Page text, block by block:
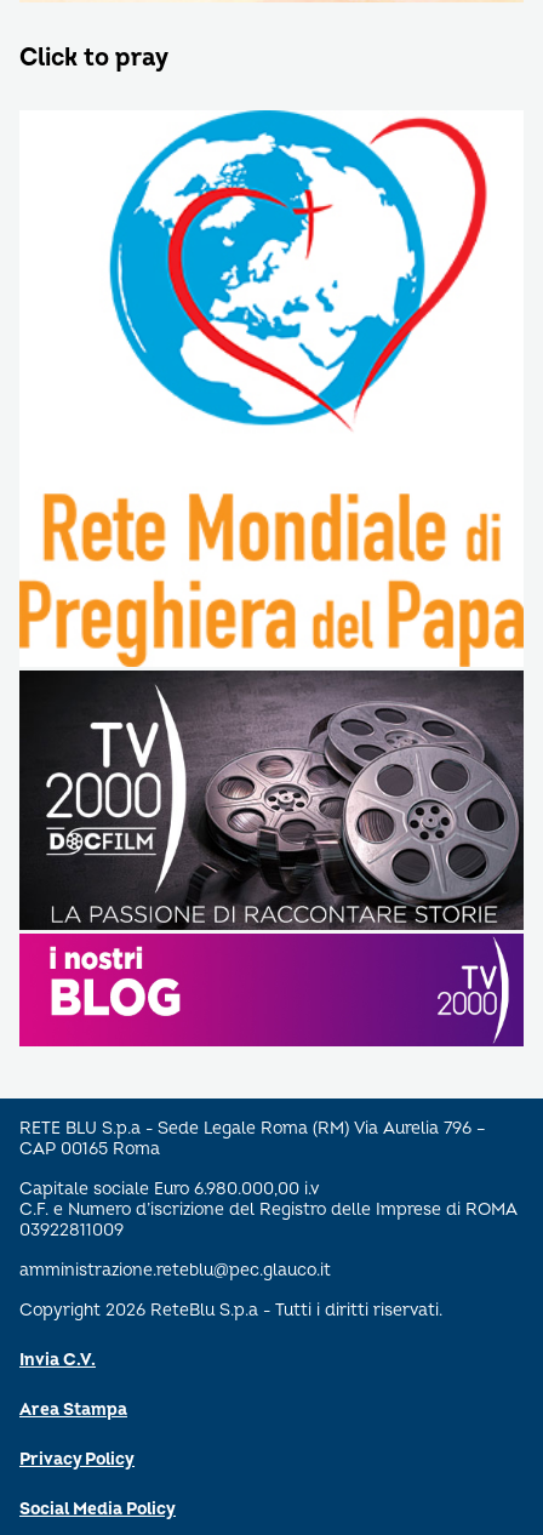
Click to pray
RETE BLU S.p.a - Sede Legale Roma (RM) Via Aurelia 796 –
CAP 00165 Roma
Capitale sociale Euro 6.980.000,00 i.v
C.F. e Numero d’iscrizione del Registro delle Imprese di ROMA
03922811009
amministrazione.reteblu@pec.glauco.it
Copyright 2026 ReteBlu S.p.a - Tutti i diritti riservati.
Invia C.V.
Area Stampa
Privacy Policy
Social Media Policy